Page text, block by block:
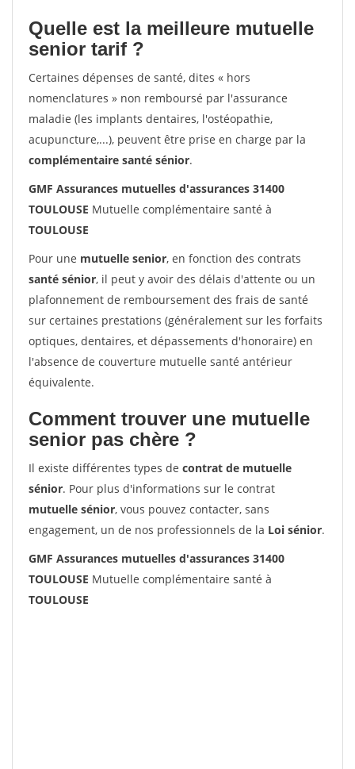
Quelle est la meilleure mutuelle
senior tarif ?
Certaines dépenses de santé, dites « hors
nomenclatures » non remboursé par l'assurance
maladie (les implants dentaires, l'ostéopathie,
acupuncture,...), peuvent être prise en charge par la
complémentaire santé sénior.
GMF Assurances mutuelles d'assurances 31400
TOULOUSE Mutuelle complémentaire santé à
TOULOUSE
Pour une mutuelle senior, en fonction des contrats
santé sénior, il peut y avoir des délais d'attente ou un
plafonnement de remboursement des frais de santé
sur certaines prestations (généralement sur les forfaits
optiques, dentaires, et dépassements d'honoraire) en
l'absence de couverture mutuelle santé antérieur
équivalente.
Comment trouver une mutuelle
senior pas chère ?
Il existe différentes types de contrat de mutuelle
sénior. Pour plus d'informations sur le contrat
mutuelle sénior, vous pouvez contacter, sans
engagement, un de nos professionnels de la Loi sénior.
GMF Assurances mutuelles d'assurances 31400
TOULOUSE Mutuelle complémentaire santé à
TOULOUSE